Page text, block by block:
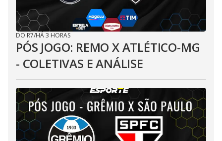
DO R7/HÁ 3 HORAS
PÓS JOGO: REMO X ATLÉTICO-MG
- COLETIVAS E ANÁLISE